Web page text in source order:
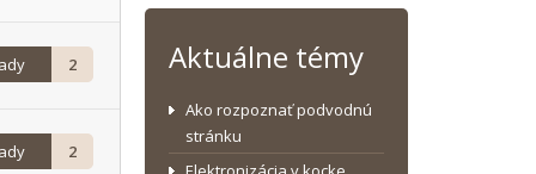
2
2
Aktuálne témy
Ako rozpoznať podvodnú
stránku